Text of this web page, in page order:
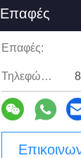
Επαφές
Επαφές:
Τηλεφώνημα: